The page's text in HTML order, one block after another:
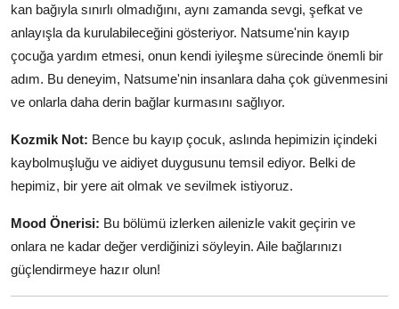
kan bağıyla sınırlı olmadığını, aynı zamanda sevgi, şefkat ve
anlayışla da kurulabileceğini gösteriyor. Natsume'nin kayıp
çocuğa yardım etmesi, onun kendi iyileşme sürecinde önemli bir
adım. Bu deneyim, Natsume'nin insanlara daha çok güvenmesini
ve onlarla daha derin bağlar kurmasını sağlıyor.
Kozmik Not: Bence bu kayıp çocuk, aslında hepimizin içindeki
kaybolmuşluğu ve aidiyet duygusunu temsil ediyor. Belki de
hepimiz, bir yere ait olmak ve sevilmek istiyoruz.
Mood Önerisi: Bu bölümü izlerken ailenizle vakit geçirin ve
onlara ne kadar değer verdiğinizi söyleyin. Aile bağlarınızı
güçlendirmeye hazır olun!